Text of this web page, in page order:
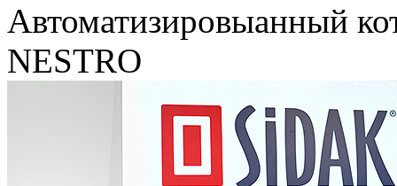
Автоматизировыанный
NESTRO